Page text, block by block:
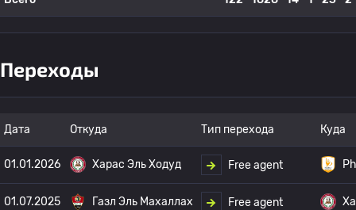
Переходы
Дата Откуда Тип перехода Куда
01.01.2026 Харас Эль Ходуд Free agent
01.07.2025 Газл Эль Махаллах Free agent